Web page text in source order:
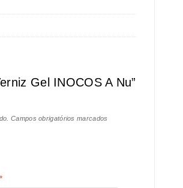
Gel INOCOS A Nu”
Campos obrigatórios marcados
*